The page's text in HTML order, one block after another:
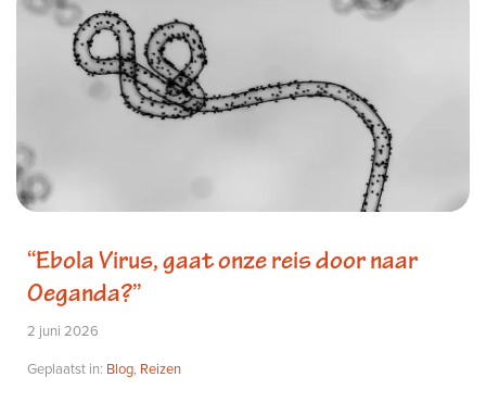
“Ebola Virus, gaat onze reis door naar
Oeganda?”
2 juni 2026
Geplaatst in: Blog, Reizen